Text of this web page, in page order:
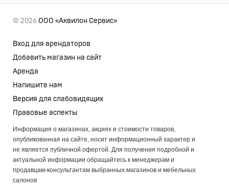
© 2026 ООО «Аквилон Сервис»
Вход для арендаторов
Добавить магазин на сайт
Аренда
Напишите нам
Версия для слабовидящих
Правовые аспекты
Информация о магазинах, акциях и стоимости товаров,
опубликованная на сайте, носит информационный характер и
не является публичной офертой. Для получения подробной и
актуальной информации обращайтесь к менеджерам и
продавцам-консультантам выбранных магазинов и мебельных
салонов